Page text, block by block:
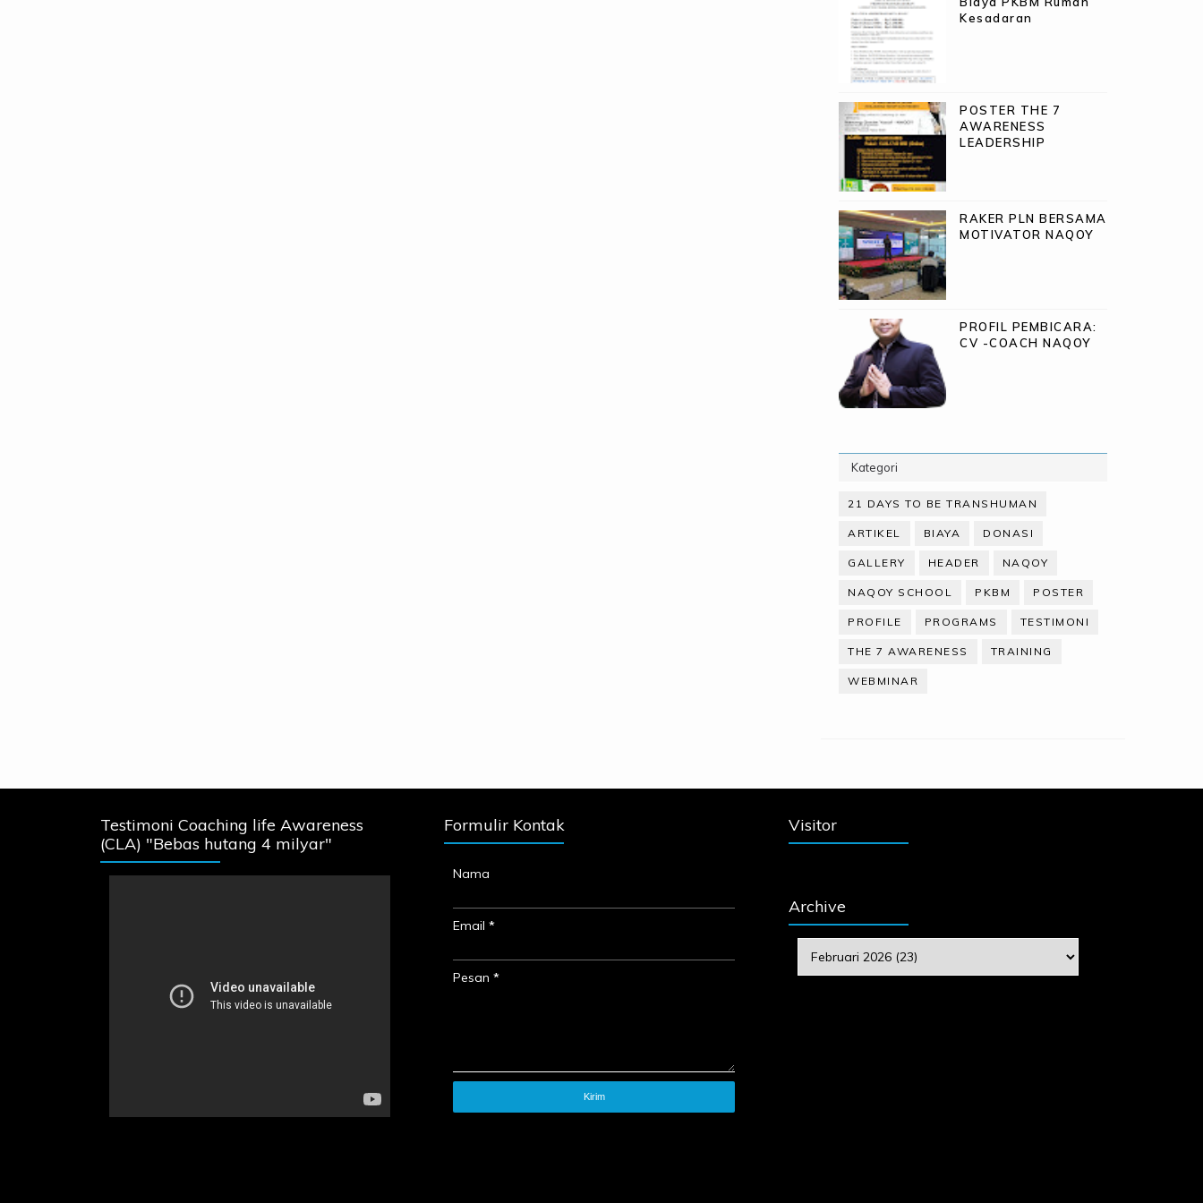
Kesadaran
POSTER THE 7
AWARENESS
LEADERSHIP
RAKER PLN BERSAMA
MOTIVATOR NAQOY
PROFIL PEMBICARA:
CV -COACH NAQOY
Kategori
21 DAYS TO BE TRANSHUMAN
ARTIKEL BIAYA DONASI
GALLERY HEADER NAQOY
NAQOY SCHOOL PKBM POSTER
PROFILE PROGRAMS TESTIMONI
THE 7 AWARENESS TRAINING
WEBMINAR
Testimoni Coaching life Awareness
(CLA) "Bebas hutang 4 milyar"
Formulir Kontak
Nama
Email*
Pesan*
Visitor
Archive